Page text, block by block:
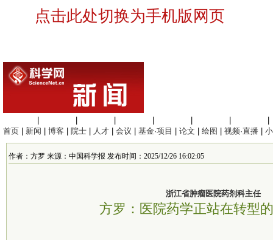
点击此处切换为手机版网页
首页
新闻 博客 院士 人才 会议 基金·项目 论文 绘图 视频·直播
作者：方罗 来源：中国科学报 发布时间：2025/12/26 16:02:05
浙江省肿瘤医院药剂科主任
方罗：医院药学正站在转型